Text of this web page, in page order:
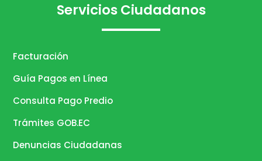
Servicios Ciudadanos
Facturación
Guía Pagos en Línea
Consulta Pago Predio
Trámites GOB.EC
Denuncias Ciudadanas